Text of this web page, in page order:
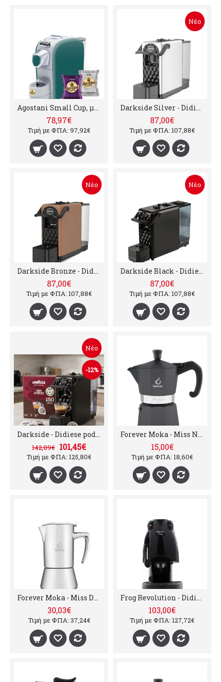
Agostani Small Cup, μηχανή espresso με 100 κάψουλες ΔΩΡΟ
78,97€
Τιμή με ΦΠΑ: 97,92€
Νέο
Darkside Silver - Didiese pods coffee machine
87,00€
Τιμή με ΦΠΑ: 107,88€
Νέο
Darkside Bronze - Didiese pods coffee machine
87,00€
Τιμή με ΦΠΑ: 107,88€
Νέο
Darkside Black - Didiese pods coffee machine
87,00€
Τιμή με ΦΠΑ: 107,88€
Νέο
-12%
Darkside - Didiese pods coffee machine + Lavazza - Gran Espresso, 150 pads
142,89€ 101,45€
Τιμή με ΦΠΑ: 125,80€
Forever Moka - Miss Noblesse, 68 ml (2 φλυτζάνια)
15,00€
Τιμή με ΦΠΑ: 18,60€
Forever Moka - Miss Diamond, 135 ml (εως 4 φλυτζάνια)
30,03€
Τιμή με ΦΠΑ: 37,24€
Frog Revolution - Didiesse Καφετιέρα για Κάψουλες E.S.E.
103,00€
Τιμή με ΦΠΑ: 127,72€